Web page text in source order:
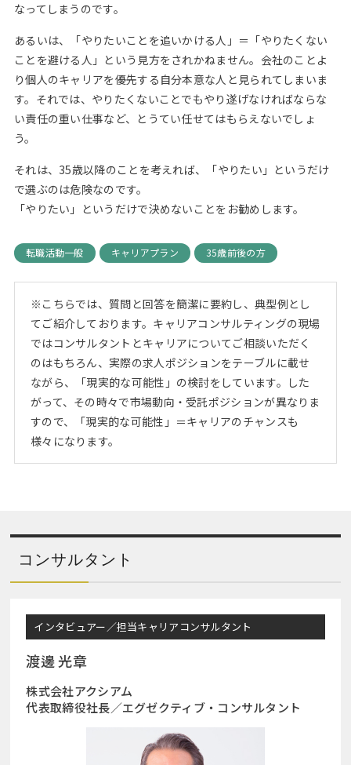
なってしまうのです。
あるいは、「やりたいことを追いかける人」＝「やりたくない
ことを避ける人」という見方をされかねません。会社のことよ
り個人のキャリアを優先する自分本意な人と見られてしまいま
す。それでは、やりたくないことでもやり遂げなければならな
い責任の重い仕事など、とうてい任せてはもらえないでしょ
う。
それは、35歳以降のことを考えれば、「やりたい」というだけ
で選ぶのは危険なのです。
「やりたい」というだけで決めないことをお勧めします。
転職活動一般 キャリアプラン 35歳前後の方
※こちらでは、質問と回答を簡潔に要約し、典型例とし
てご紹介しております。キャリアコンサルティングの現場
ではコンサルタントとキャリアについてご相談いただく
のはもちろん、実際の求人ポジションをテーブルに載せ
ながら、「現実的な可能性」の検討をしています。した
がって、その時々で市場動向・受託ポジションが異なりま
すので、「現実的な可能性」＝キャリアのチャンスも
様々になります。
コンサルタント
インタビュアー／担当キャリアコンサルタント
渡邊 光章
株式会社アクシアム
代表取締役社長／エグゼクティブ・コンサルタント